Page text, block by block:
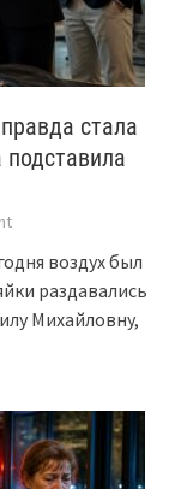
стала
воздух был
раздавались
Михайловну,